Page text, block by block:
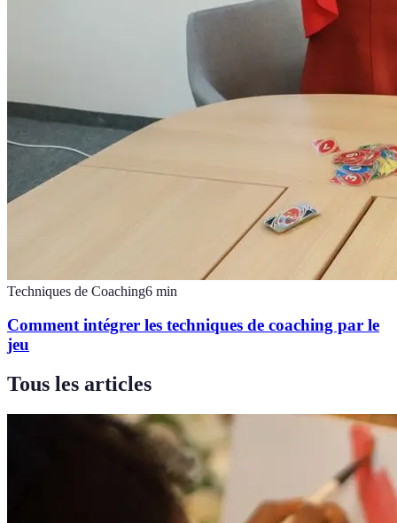
Techniques de Coaching6 min
Comment intégrer les techniques de coaching par le
jeu
Tous les articles